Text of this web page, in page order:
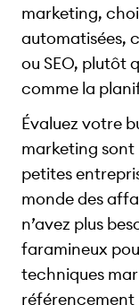
marketing,
automatisées,
ou SEO, plutôt
comme la
Évaluez votre
marketing
petites
monde des
n’avez plus
faramineux
techniques
référencement